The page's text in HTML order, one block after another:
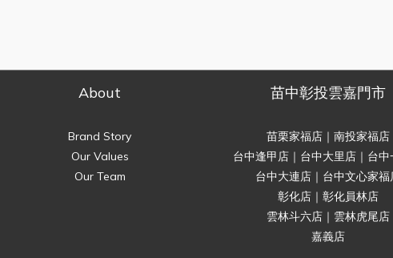
About
Brand Story
Our Values
Our Team
苗中彰投雲嘉門市
苗栗家福店｜南投家福店
台中逢甲店｜台中大里店｜台中
台中大連店｜台中文心家福
彰化店｜彰化員林店
雲林斗六店｜雲林虎尾店
嘉義店